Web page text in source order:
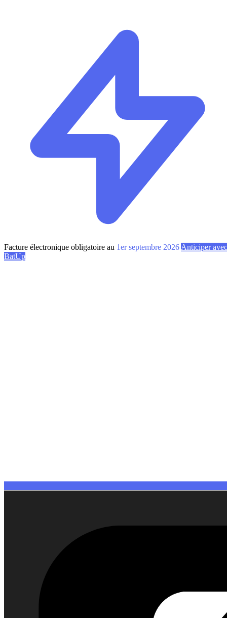
Facture électronique obligatoire au 1er septembre 2026 Anticiper avec
BatUp